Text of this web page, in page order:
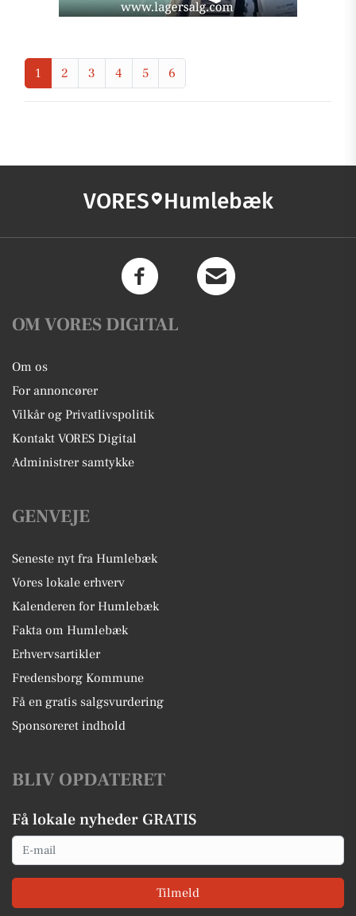
1 2 3 4 5 6
VORES Humlebæk
OM VORES DIGITAL
Om os
For annoncører
Vilkår og Privatlivspolitik
Kontakt VORES Digital
Administrer samtykke
GENVEJE
Seneste nyt fra Humlebæk
Vores lokale erhverv
Kalenderen for Humlebæk
Fakta om Humlebæk
Erhvervsartikler
Fredensborg Kommune
Få en gratis salgsvurdering
Sponsoreret indhold
BLIV OPDATERET
Få lokale nyheder GRATIS
Email
Tilmeld